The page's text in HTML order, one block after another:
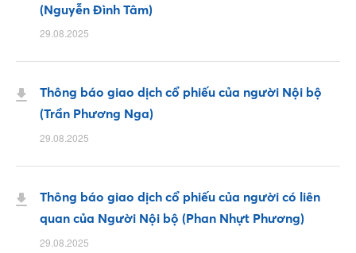
(Nguyễn Đình Tâm)
29.08.2025
Thông báo giao dịch cổ phiếu của người Nội bộ
(Trần Phương Nga)
29.08.2025
Thông báo giao dịch cổ phiếu của người có liên
quan của Người Nội bộ (Phan Nhựt Phương)
29.08.2025
Facebook